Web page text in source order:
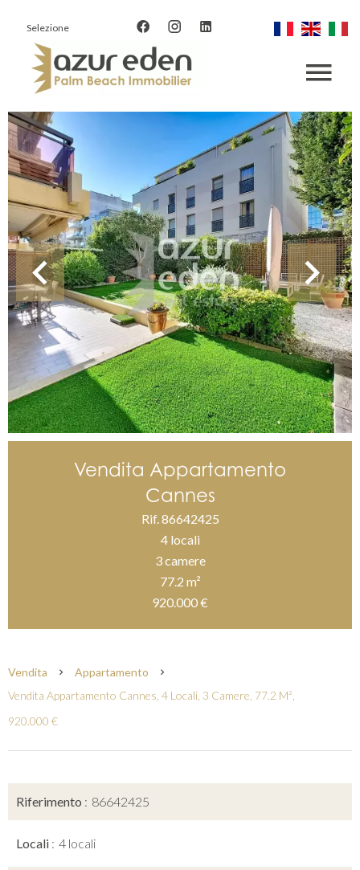
Selezione
Vendita Appartamento
Cannes
Rif. 86642425
4 locali
3 camere
77.2 m²
920.000 €
Vendita
Appartamento
Vendita Appartamento Cannes, 4 Locali, 3 Camere, 77.2 M²,
920.000 €
Riferimento 86642425
Locali 4 locali